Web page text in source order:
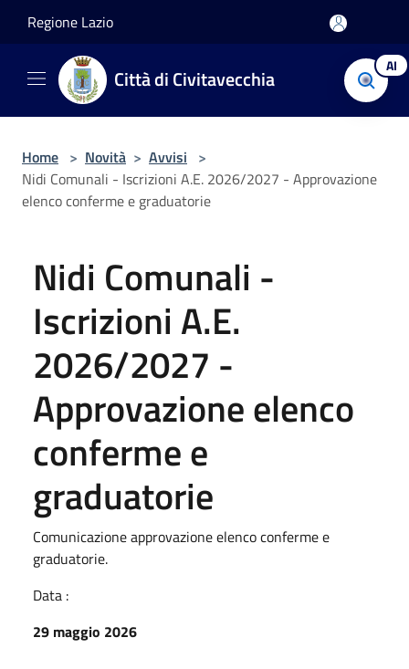
Regione Lazio
Città di Civitavecchia AI
Home > Novità > Avvisi >
Nidi Comunali - Iscrizioni A.E. 2026/2027 - Approvazione
elenco conferme e graduatorie
Nidi Comunali -
Iscrizioni A.E.
2026/2027 -
Approvazione elenco
conferme e
graduatorie
Comunicazione approvazione elenco conferme e
graduatorie.
Data :
29 maggio 2026